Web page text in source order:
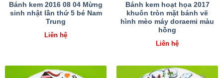
Bánh kem 2016 08 04 Mừng
sinh nhật lần thứ 5 bé Nam
Trung
Liên hệ
Bánh kem hoạt họa 2017
khuôn tròn mặt bánh vẽ
hình mèo máy doraemi màu
hồng
Liên hệ